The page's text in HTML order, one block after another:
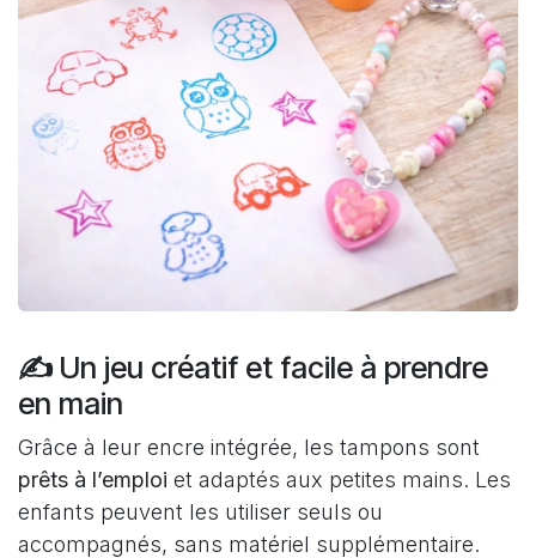
✍️ Un jeu créatif et facile à prendre
en main
Grâce à leur encre intégrée, les tampons sont
prêts à l’emploi et adaptés aux petites mains. Les
enfants peuvent les utiliser seuls ou
accompagnés, sans matériel supplémentaire.